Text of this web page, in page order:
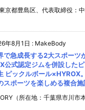
京都豊島区、代表取締役：
年8月1日 : MakeBody
で急成長する2大スポーツ
公式認定ジムを併設した
ピックルボール×HYROX
スポーツを楽しめる複合
（所在地：千葉県市川市